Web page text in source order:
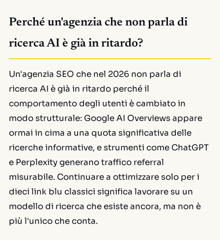
Perché un'agenzia che non parla di
ricerca AI è già in ritardo?
Un'agenzia SEO che nel 2026 non parla di
ricerca AI è già in ritardo perché il
comportamento degli utenti è cambiato in
modo strutturale: Google AI Overviews appare
ormai in cima a una quota significativa delle
ricerche informative, e strumenti come ChatGPT
e Perplexity generano traffico referral
misurabile. Continuare a ottimizzare solo per i
dieci link blu classici significa lavorare su un
modello di ricerca che esiste ancora, ma non è
più l'unico che conta.